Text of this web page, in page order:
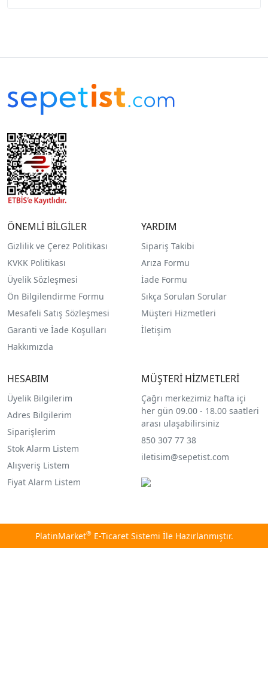
ÖNEMLİ BİLGİLER
Gizlilik ve Çerez Politikası
KVKK Politikası
Üyelik Sözleşmesi
Ön Bilgilendirme Formu
Mesafeli Satış Sözleşmesi
Garanti ve İade Koşulları
Hakkımızda
YARDIM
Sipariş Takibi
Arıza Formu
İade Formu
Sıkça Sorulan Sorular
Müşteri Hizmetleri
İletişim
HESABIM
Üyelik Bilgilerim
Adres Bilgilerim
Siparişlerim
Stok Alarm Listem
Alışveriş Listem
Fiyat Alarm Listem
MÜŞTERİ HİZMETLERİ
Çağrı merkezimiz hafta içi
her gün 09.00 - 18.00 saatleri
arası ulaşabilirsiniz
850 307 77 38
iletisim@sepetist.com
PlatinMarket®E-Ticaret Sistemi İle Hazırlanmıştır.